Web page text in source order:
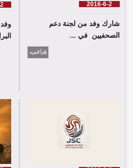
اللجنة كلمة باسم جمعية البراعم للعمل
2016-6-2
شارك وفد من لجنة دعم
الصحفيين في ...
إقرأ المزيد